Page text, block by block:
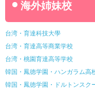
海外姉妹校
台湾・育達科技大學
台湾・育達高等商業学校
台湾・桃園育達高等学校
韓国・鳳徳学園・ハンガラム高
韓国・鳳徳学園・ドルトンスク